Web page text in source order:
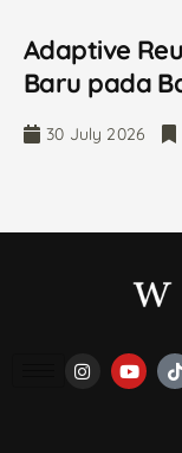
Adaptive
Baru pada
30 July 2026